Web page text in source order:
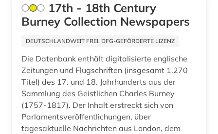
aschach (1)
aschaffenburg (1)
asean (1)
asien (11)
asienforschung (4)
assisi (1)
17th - 18th Century
Burney Collection Newspapers
DEUTSCHLANDWEIT FREI, DFG-GEFÖRDERTE LIZENZ
Die Datenbank enthält digitalisierte englische
Zeitungen und Flugschriften (insgesamt 1.270
Titel) des 17. und 18. Jahrhunderts aus der
Sammlung des Geistlichen Charles Burney
(1757-1817). Der Inhalt erstreckt sich von
Parlamentsveröffentlichungen, über
tagesaktuelle Nachrichten aus London, dem